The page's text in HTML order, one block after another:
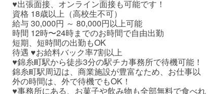
♥出張面接、オンライン面接も可能です！
資格 18歳以上（高校生不可）
給与 30,000円 ～ 80,000円以上可能
時間 12時〜24時までのお時間で自由出勤
短期、短時間の出勤もOK
待遇 ♥お給料バック率7割以上
♥錦糸町駅から徒歩3分の駅チカ事務所で待機可能！
錦糸町駅周辺は、商業施設が豊富なため、お仕事以
外の時間は、外で待機でもOK！
♥事務所にある、お菓子や飲み物も全部無料で食べれ